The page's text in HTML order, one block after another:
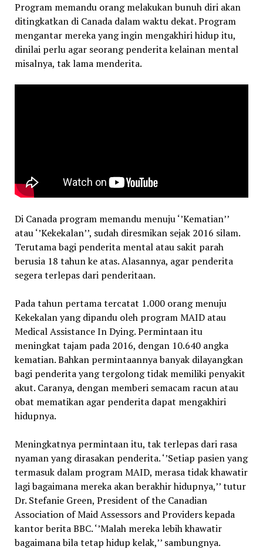
Program memandu orang melakukan bunuh diri akan
ditingkatkan di Canada dalam waktu dekat. Program
mengantar mereka yang ingin mengakhiri hidup itu,
dinilai perlu agar seorang penderita kelainan mental
misalnya, tak lama menderita.
Di Canada program memandu menuju ‘’Kematian’’
atau ‘’Kekekalan’’, sudah diresmikan sejak 2016 silam.
Terutama bagi penderita mental atau sakit parah
berusia 18 tahun ke atas. Alasannya, agar penderita
segera terlepas dari penderitaan.
Pada tahun pertama tercatat 1.000 orang menuju
Kekekalan yang dipandu oleh program MAID atau
Medical Assistance In Dying. Permintaan itu
meningkat tajam pada 2016, dengan 10.640 angka
kematian. Bahkan permintaannya banyak dilayangkan
bagi penderita yang tergolong tidak memiliki penyakit
akut. Caranya, dengan memberi semacam racun atau
obat mematikan agar penderita dapat mengakhiri
hidupnya.
Meningkatnya permintaan itu, tak terlepas dari rasa
nyaman yang dirasakan penderita. ‘’Setiap pasien yang
termasuk dalam program MAID, merasa tidak khawatir
lagi bagaimana mereka akan berakhir hidupnya,’’ tutur
Dr. Stefanie Green, President of the Canadian
Association of Maid Assessors and Providers kepada
kantor berita BBC. ‘’Malah mereka lebih khawatir
bagaimana bila tetap hidup kelak,’’ sambungnya.